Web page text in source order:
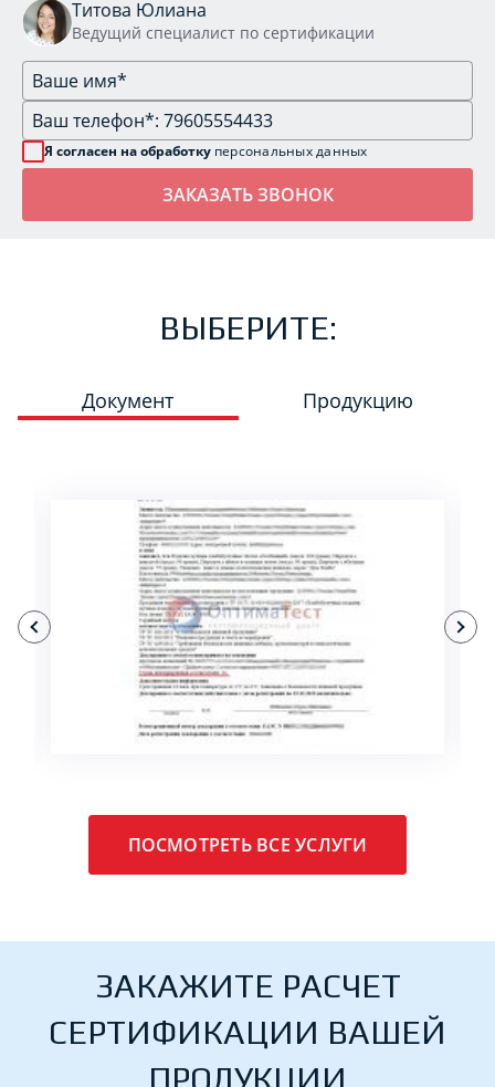
Титова Юлиана
Ведущий специалист по сертификации
Я согласен на обработку персональных данных
ВЫБЕРИТЕ:
Документ Продукцию
ПОДРОБНЕЕ
ПОСМОТРЕТЬ ВСЕ УСЛУГИ
ЗАКАЖИТЕ РАСЧЕТ
СЕРТИФИКАЦИИ ВАШЕЙ
ПРОДУКЦИИ